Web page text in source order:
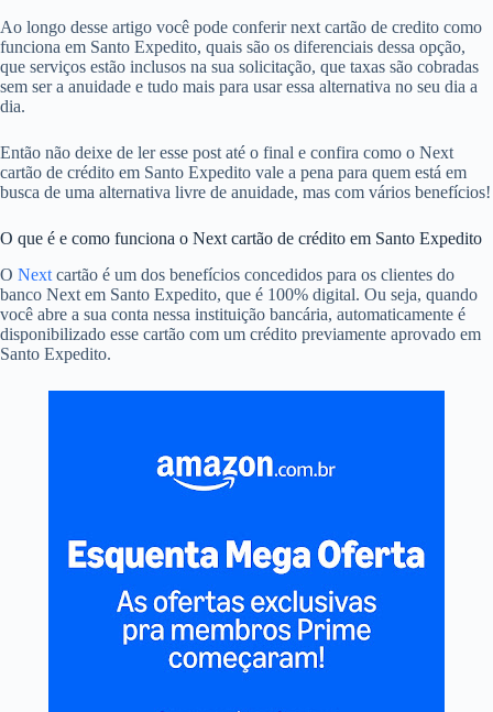
Ao longo desse artigo você pode conferir next cartão de credito como
funciona em Santo Expedito, quais são os diferenciais dessa opção,
que serviços estão inclusos na sua solicitação, que taxas são cobradas
sem ser a anuidade e tudo mais para usar essa alternativa no seu dia a
dia.
Então não deixe de ler esse post até o final e confira como o Next
cartão de crédito em Santo Expedito vale a pena para quem está em
busca de uma alternativa livre de anuidade, mas com vários benefícios!
O que é e como funciona o Next cartão de crédito em Santo Expedito
O Next cartão é um dos benefícios concedidos para os clientes do
banco Next em Santo Expedito, que é 100% digital. Ou seja, quando
você abre a sua conta nessa instituição bancária, automaticamente é
disponibilizado esse cartão com um crédito previamente aprovado em
Santo Expedito.